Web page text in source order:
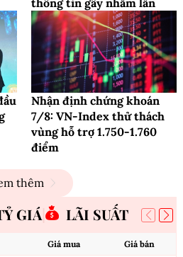
thông tin gây nhầm lẫn
Nhận định chứng khoán
7/8: VN-Index thử thách
vùng hỗ trợ 1.750-1.760
điểm
thêm
GIÁ LÃI SUẤT
Giá mua Giá bán